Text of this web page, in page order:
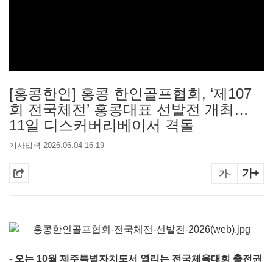
[홍콩한인] 홍콩 한인골프협회, ‘제107
회 전국체전’ 홍콩대표 선발전 개최…
11일 디스커버리베이서 격돌
기사입력 2026.06.04 16:19
가- 가+
- 오는 10월 제주특별자치도서 열리는 전국체육대회 출전권